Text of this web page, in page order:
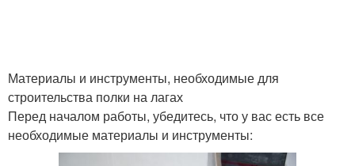
Материалы и инструменты, необходимые для
строительства полки на лагах
Перед началом работы, убедитесь, что у вас есть все
необходимые материалы и инструменты: